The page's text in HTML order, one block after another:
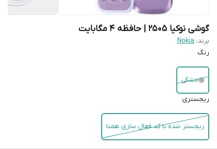
گوشی نوکیا 2505 | حافظه 4 مگابایت
برند: Nokia
رنگ
مشکی
ریجستری
ریجستر شده با کد فعال سازی همتا